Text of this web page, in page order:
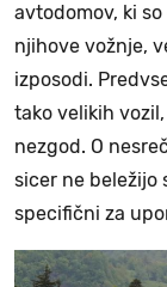
avtodomov, ki
njihove vožnje,
izposodi.
tako velikih
nezgod. O
sicer ne beležijo
specifični za